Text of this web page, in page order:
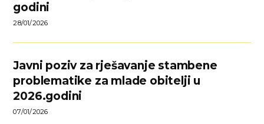
godini
28/01/2026
Javni poziv za rješavanje stambene
problematike za mlade obitelji u
2026.godini
07/01/2026